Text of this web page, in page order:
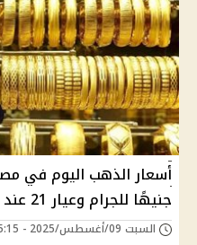
جنيهًا للجرام وعيار 21 عند 4615
السبت 09/أغسطس/2025 - 05:15 م